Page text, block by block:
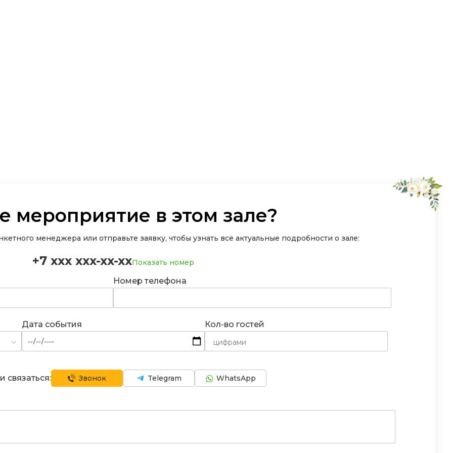
мероприятие в этом зале?
менеджера или отправьте заявку, чтобы узнать все актуальные подробности о зале:
+7 xxx xxx-xx-xxПоказать номер
Номер телефона
Дата события Кол-во гостей
связаться: Звонок WhatsApp
Telegram